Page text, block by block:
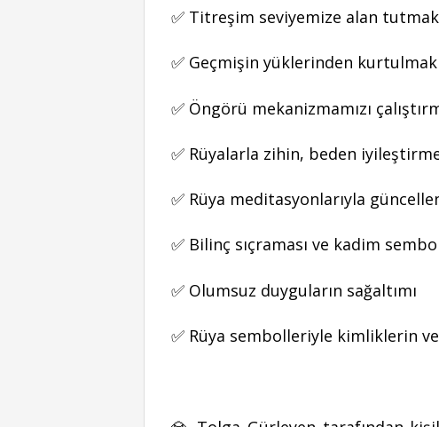
✅ Titreşim seviyemize alan tutmak
✅ Geçmişin yüklerinden kurtulmak
✅ Öngörü mekanizmamızı
✅ Rüyalarla zihin, beden
✅ Rüya meditasyonlarıyla
✅ Bilinç sıçraması ve kadim
✅ Olumsuz duyguların sağaltımı
✅ Rüya sembolleriyle kimliklerin